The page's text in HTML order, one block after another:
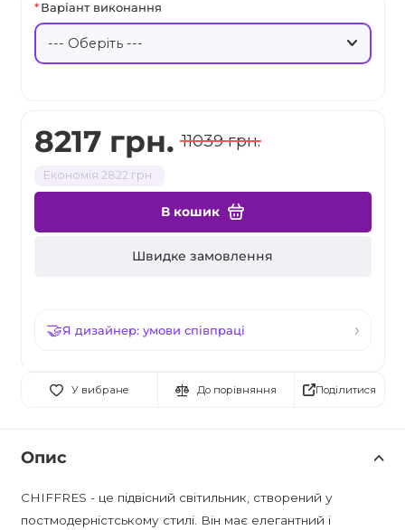
8217 грн. 11039 грн.
Економія 2822 грн.
В кошик
Швидке замовлення
Я дизайнер: умови співпраці
У вибране До порівняння
Варіант виконання
Поділитися
Опис
CHIFFRES - це підвісний світильник, створений у
постмодерністському стилі. Він має елегантний і